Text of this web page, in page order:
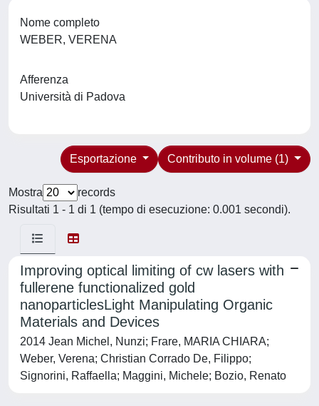
Nome completo
WEBER, VERENA
Afferenza
Università di Padova
Contributo in volume (1)
Esportazione
Mostra
records
Risultati 1 - 1 di 1 (tempo di esecuzione: 0.001 secondi).
Improving optical limiting of cw lasers with
fullerene functionalized gold
nanoparticlesLight Manipulating Organic
Materials and Devices
2014 Jean Michel, Nunzi; Frare, MARIA CHIARA;
Weber, Verena; Christian Corrado De, Filippo;
Signorini, Raffaella; Maggini, Michele; Bozio, Renato